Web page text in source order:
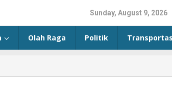
Sunday, August 9, 2026
Olah Raga Politik